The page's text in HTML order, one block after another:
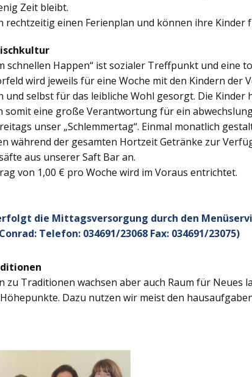
Zeit bleibt.
rechtzeitig einen Ferienplan und können ihre Kinder
schnellen Happen“ ist sozialer Treffpunkt und eine
wird jeweils für eine Woche mit den Kindern
und selbst für das leibliche Wohl gesorgt. Die
somit eine große Verantwortung für ein
unser „Schlemmertag“. Einmal monatlich
während der gesamten Hortzeit Getränke zur
aus unserer Saft Bar an.
von 1,00 € pro Woche wird im Voraus entrichtet.
die Mittagsversorgung durch den
Telefon: 034691/23068 Fax: 034691/23075)
zu Traditionen wachsen aber auch Raum für Neues
Dazu nutzen wir meist den